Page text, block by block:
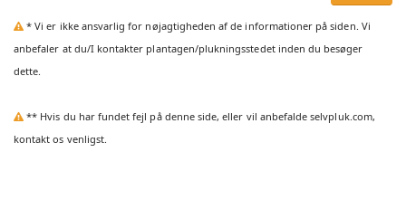
* Vi er ikke ansvarlig for nøjagtigheden af de informationer på siden. Vi
anbefaler at du/I kontakter plantagen/plukningsstedet inden du besøger
dette.
** Hvis du har fundet fejl på denne side, eller vil anbefalde selvpluk.com,
kontakt os venligst.